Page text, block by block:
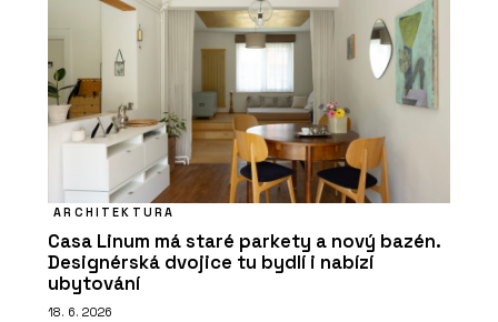
ARCHITEKTURA
Casa Linum má staré parkety a nový bazén.
Designérská dvojice tu bydlí i nabízí
ubytování
18. 6. 2026